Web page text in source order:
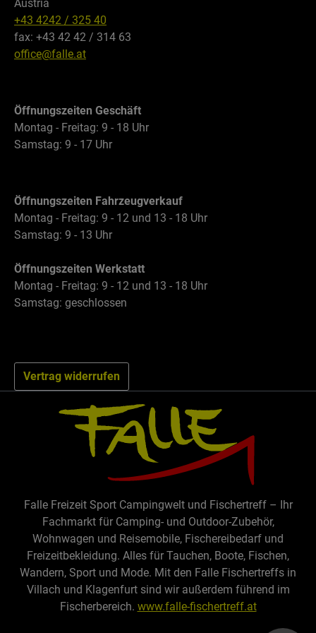
Montagematerial, Warnaufkleber und
Handbuch für schnellen Einbau. Ergänzender
Schutz: Kombinierbar mit Gaswarngeräten,
Gassensoren, Narkosegas-Warngeräten,
Ersatzteilen, Heckträger Zubehör und weiteren
OEM-Komponenten für ein rundum sicheres
Reisemobil. Wichtig: Nur für die genannten
TGE) in den angegebenen Bauzeiträumen
geeignet.
Austria
+43 4242 / 325 40
fax: +43 42 42 / 314 63
office@falle.at
Öffnungszeiten Geschäft
Montag - Freitag: 9 - 18 Uhr
Samstag: 9 - 17 Uhr
Öffnungszeiten Fahrzeugverkauf
Montag - Freitag: 9 - 12 und 13 - 18 Uhr
Samstag: 9 - 13 Uhr
Öffnungszeiten Werkstatt
Montag - Freitag: 9 - 12 und 13 - 18 Uhr
Samstag: geschlossen
Vertrag widerrufen
Falle Freizeit Sport Campingwelt und Fischertreff – Ihr
Fachmarkt für Camping- und Outdoor-Zubehör,
Wohnwagen und Reisemobile, Fischereibedarf und
Freizeitbekleidung. Alles für Tauchen, Boote, Fischen,
Wandern, Sport und Mode. Mit den Falle Fischertreffs in
Villach und Klagenfurt sind wir außerdem führend im
Fischerbereich. www.falle-fischertreff.at